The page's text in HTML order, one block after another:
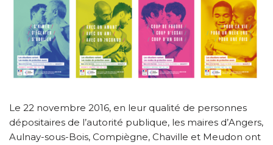
Le 22 novembre 2016, en leur qualité de personnes
dépositaires de l’autorité publique, les maires d’Angers,
Aulnay-sous-Bois, Compiègne, Chaville et Meudon ont